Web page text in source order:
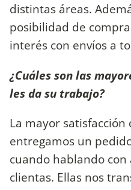
distintas áreas.
posibilidad de
interés con envíos a
¿Cuáles son las
les da su trabajo?
La mayor
entregamos un
cuando hablando
clientas. Ellas nos